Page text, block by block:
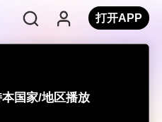
打开APP
国家/地区播放